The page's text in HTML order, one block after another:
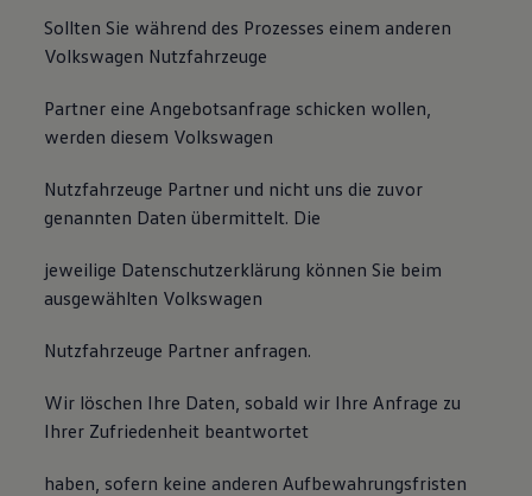
Sollten Sie während des Prozesses einem anderen
Volkswagen Nutzfahrzeuge
Partner eine Angebotsanfrage schicken wollen,
werden diesem Volkswagen
Nutzfahrzeuge Partner und nicht uns die zuvor
genannten Daten übermittelt. Die
jeweilige Datenschutzerklärung können Sie beim
ausgewählten Volkswagen
Nutzfahrzeuge Partner anfragen.
Wir löschen Ihre Daten, sobald wir Ihre Anfrage zu
Ihrer Zufriedenheit beantwortet
haben, sofern keine anderen Aufbewahrungsfristen